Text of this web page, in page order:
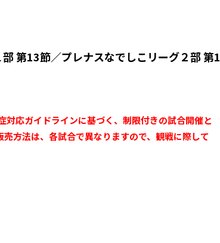
第13節／プレナスなでしこリーグ２部
応ガイドラインに基づく、制限付きの試合開催と
方法は、各試合で異なりますので、観戦に際して